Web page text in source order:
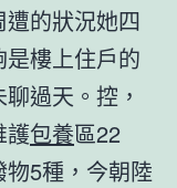
遭的狀況她四
樓上住戶的
聊過天。控，
護包養區22
物5種，今朝陸